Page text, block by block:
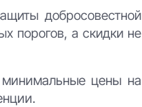
добросовестной
порогов, а скидки не
цены на